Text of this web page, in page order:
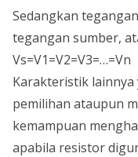
Sedangkan
tegangan sumber,
Vs=V1=V2=V3=…=Vn
Karakteristik
pemilihan ataupun
kemampuan
apabila resistor